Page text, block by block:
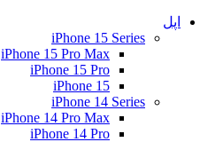
اپل
iPhone 15 Series
iPhone 15 Pro Max
iPhone 15 Pro
iPhone 15
iPhone 14 Series
iPhone 14 Pro Max
iPhone 14 Pro